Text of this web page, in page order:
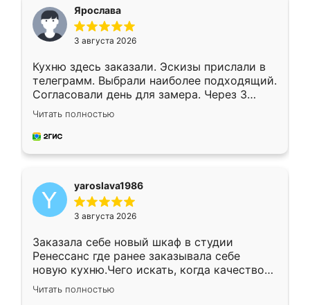
Ярослава
3 августа 2026
Кухню здесь заказали. Эскизы прислали в
телеграмм. Выбрали наиболее подходящий.
Согласовали день для замера. Через 3
недели кухня была уже готова. Остались
довольны работой. Спасибо Ренессанс
мебель за качественную работу!
Читать полностью
yaroslava1986
3 августа 2026
Заказала себе новый шкаф в студии
Ренессанс где ранее заказывала себе
новую кухню.Чего искать, когда качеством
вполне довольна. Служит кухня уже почти
два года, нареканий нет.
Читать полностью